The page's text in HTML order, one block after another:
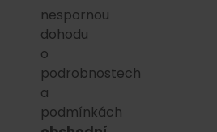
nespornou
dohodu
o
podrobnostech
a
podmínkách